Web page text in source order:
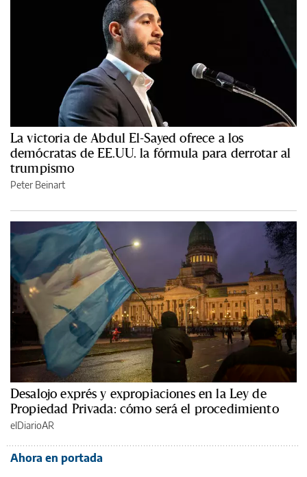
La victoria de Abdul El-Sayed ofrece a los
demócratas de EE.UU. la fórmula para derrotar al
trumpismo
Peter Beinart
Desalojo exprés y expropiaciones en la Ley de
Propiedad Privada: cómo será el procedimiento
elDiarioAR
Ahora en portada